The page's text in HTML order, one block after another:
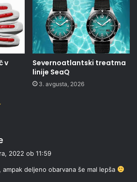
v
Severnoatlantski treatma
linije SeaQ
3. avgusta, 2026
v
2022 ob 11:59
ampak deljeno obarvana še mal lepša